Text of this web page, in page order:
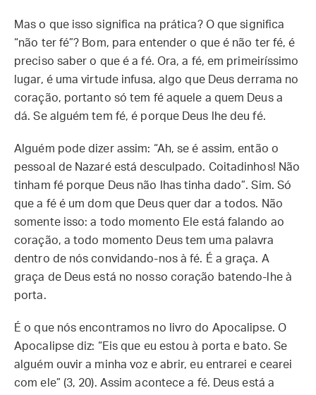
Mas o que isso significa na prática? O que significa
“não ter fé”? Bom, para entender o que é não ter fé, é
preciso saber o que é a fé. Ora, a fé, em primeiríssimo
lugar, é uma virtude infusa, algo que Deus derrama no
coração, portanto só tem fé aquele a quem Deus a
dá. Se alguém tem fé, é porque Deus lhe deu fé.
Alguém pode dizer assim: “Ah, se é assim, então o
pessoal de Nazaré está desculpado. Coitadinhos! Não
tinham fé porque Deus não lhas tinha dado”. Sim. Só
que a fé é um dom que Deus quer dar a todos. Não
somente isso: a todo momento Ele está falando ao
coração, a todo momento Deus tem uma palavra
dentro de nós convidando-nos à fé. É a graça. A
graça de Deus está no nosso coração batendo-lhe à
porta.
É o que nós encontramos no livro do Apocalipse. O
Apocalipse diz: “Eis que eu estou à porta e bato. Se
alguém ouvir a minha voz e abrir, eu entrarei e cearei
com ele” (3, 20). Assim acontece a fé. Deus está a